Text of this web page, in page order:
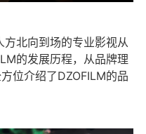
方北向到场的专业影视从
的发展历程，从品牌理
位介绍了DZOFILM的品